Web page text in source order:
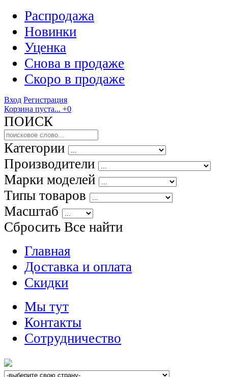
Распродажа
Новинки
Уценка
Снова в продаже
Скоро в продаже
Вход Регистрация
Корзина пуста... +0
ПОИСК
Категории
Производители
Марки моделей
Типы товаров
Масштаб
Сбросить Все найти
Главная
Доставка и оплата
Скидки
Мы тут
Контакты
Сотрудничество